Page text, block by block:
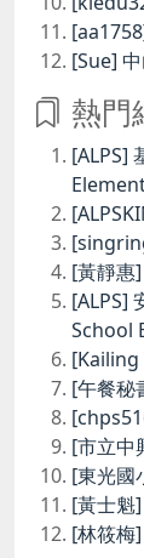
[Sue]
熱門
[ALPS]
[黃靜惠
[ALPS]
School
[Kailing
[午餐秘
[市立中
[東光國
[黃士魁
[林筱梅